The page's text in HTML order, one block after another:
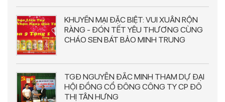
KHUYẾN MẠI ĐẶC BIỆT: VUI XUÂN RỘN
RÀNG - ĐÓN TẾT YÊU THƯƠNG CÙNG
CHÁO SEN BÁT BẢO MINH TRUNG
TGĐ NGUYỄN ĐẮC MINH THAM DỰ ĐẠI
HỘI ĐỒNG CỔ ĐÔNG CÔNG TY CP ĐÔ
THỊ TÂN HƯNG